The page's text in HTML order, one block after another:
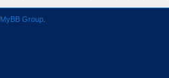
MyBB Group